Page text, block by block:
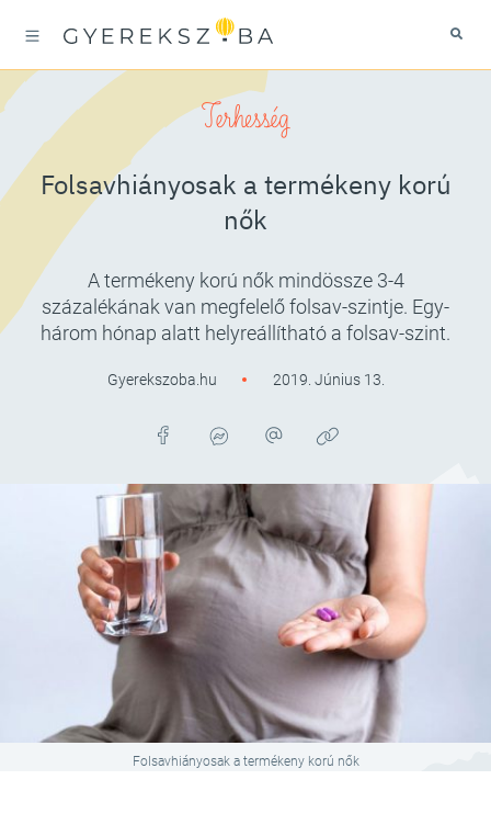
Terhesség
Folsavhiányosak a termékeny korú
nők
A termékeny korú nők mindössze 3-4
százalékának van megfelelő folsav-szintje. Egy-
három hónap alatt helyreállítható a folsav-szint.
Gyerekszoba.hu 2019. Június 13.
Folsavhiányosak a termékeny korú nők